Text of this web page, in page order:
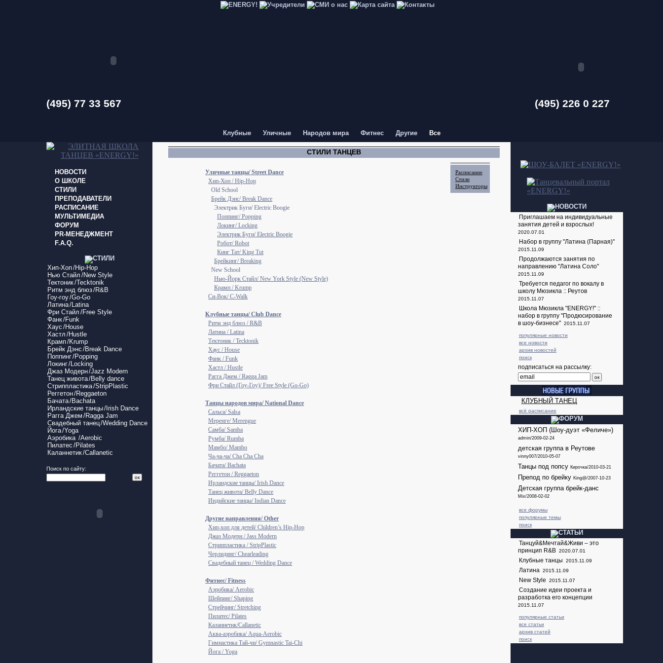
(495) 226 0 227
(495) 77 33 567
Клубные Уличные Народов мира Фитнес Другие Все
НОВОСТИ
О ШКОЛЕ
СТИЛИ
ПРЕПОДАВАТЕЛИ
РАСПИСАНИЕ
МУЛЬТИМЕДИА
ФОРУМ
PR-МЕНЕДЖМЕНТ
F.A.Q.
Хип-Хоп/Hip-Hop
Нью Стайл /New Style
Тектоник/Tecktonik
Ритм энд блюз/R&B
Гоу-гоу/Go-Go
Латина/Latina
Фри Стайл /Free Style
Фанк/Funk
Хаус /House
Хастл /Hustle
Крамп/Krump
Брейк Дэнс /Break Dance
Поппинг/Popping
Локинг/Locking
Джаз Модерн/Jazz Modern
Танец живота/Belly dance
Стриппластика/StripPlastic
Реггетон/Reggaeton
Бачата/Bachata
Ирландские танцы/Irish Dance
Рагга Джем /Ragga Jam
Свадебный танец/Wedding Dance
Йога/Yoga
Аэробика /Aerobic
Пилатес /Pilates
Каланнетик/Callanetic
Поиск по сайту:
СТИЛИ ТАНЦЕВ
Расписание
Стили
Инструкторы
Уличные танцы/ Street Dance
Хип-Хоп / Hip-Hop
Old School
Брейк Дэнс/ Break Dance
Электрик Буги/ Electric Boogie
Поппинг/ Popping
Локинг/ Locking
Электрик Буги/ Electric Boogie
Робот/ Robot
Кинг Тат/ King Tut
Брейкинг/ Breaking
New School
Нью-Йорк Стайл/ New York Style (New Style)
Крамп / Krump
Си-Вок/ C-Walk
Клубные танцы/ Club Dance
Ритм энд блюз / R&B
Латина / Latina
Тектоник / Tecktonik
Хаус / House
Фанк / Funk
Хастл / Hustle
Рагга Джем / Ragga Jam
Фри Стайл (Гоу-Гоу)/ Free Style (Go-Go)
Танцы народов мира/ National Dance
Сальса/ Salsa
Меренге/ Merengue
Самба/ Samba
Румба/ Rumba
Мамбо/ Mambo
Ча-ча-ча/ Cha Cha Cha
Бачата/ Bachata
Реггетон / Reggaeton
Ирландские танцы/ Irish Dance
Танец живота/ Belly Dance
Индийские танцы/ Indian Dance
Другие направления/ Other
Хип-хоп для детей/ Children’s Hip-Hop
Джаз Модерн / Jass Modern
Стриппластика / StripPlastic
Черлидинг/ Chearleading
Свадебный танец / Wedding Dance
Фитнес/ Fitness
Аэробика/ Aerobic
Шейпинг/ Shaping
Стрейчинг/ Stretching
Пилатес/ Pilates
Каланнетик/Callanetic
Аква-аэробика/ Aqua-Aerobic
Гимнастика Тай-чи/ Gymnastic Tai-Chi
Йога / Yoga
Приглашаем на индивидуальные
занятия детей и взрослых!
2020.07.01
Набор в группу "Латина (Парная)"
2015.11.09
Продолжаются занятия по
направлению "Латина Соло"
2015.11.09
Требуется педагог по вокалу в
школу Мюзикла :: Реутов
2015.11.07
Школа Мюзикла "ENERGY!" ::
набор в группу "Продюсирование
в шоу-бизнесе" 2015.11.07
популярные новости
все новости
архив новостей
поиск
подписаться на рассылку:
КЛУБНЫЙ ТАНЕЦ
всё расписание
ХИП-ХОП (Шоу-дуэт «Феличе»)
admin/2009-02-24
детская группа в Реутове
vinny007/2010-05-07
Танцы под попсу Кирочка/2010-03-21
Препод по брейку King@/2007-10-23
Детская группа брейк-данс
Mix/2008-02-02
все форумы
популярные темы
поиск
Танцуй&Мечтай&Живи – это
принцип R&B 2020.07.01
Клубные танцы 2015.11.09
Латина 2015.11.09
New Style 2015.11.07
Создание идеи проекта и
разработка его концепции
2015.11.07
популярные статьи
все статьи
архив статей
поиск